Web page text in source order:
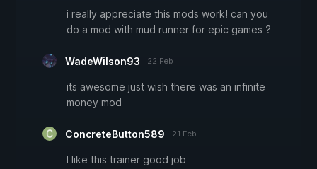
i really appreciate this mods work! can you
do a mod with mud runner for epic games ?
WadeWilson93 22 Feb
its awesome just wish there was an infinite
money mod
ConcreteButton589 21 Feb
I like this trainer good job